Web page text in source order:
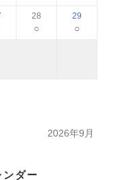
28
○
29
○
2026年9月
ダー